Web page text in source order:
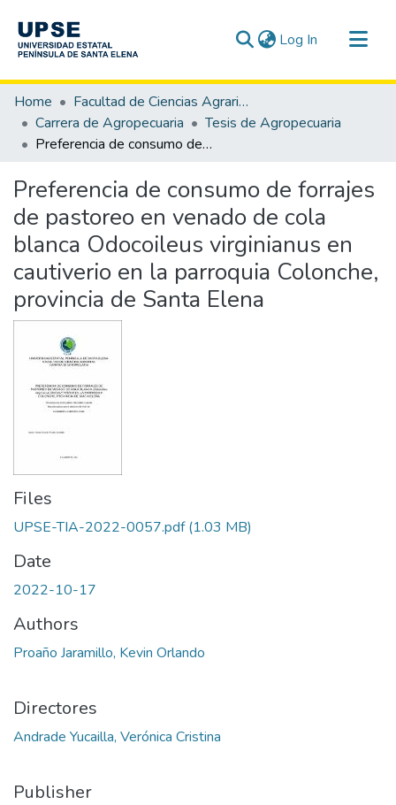
Log In (current)
Communities & Collections
All of DSpace
Statistics
Home
Facultad de Ciencias Agrarias
Carrera de Agropecuaria
Tesis de Agropecuaria
Preferencia de consumo de forrajes de pastoreo en venado de cola blanca Odocoileus virginianus en cautiverio en la parroquia Colonche, provincia de Santa Elena
Preferencia de consumo de forrajes
de pastoreo en venado de cola
blanca Odocoileus virginianus en
cautiverio en la parroquia Colonche,
provincia de Santa Elena
Files
UPSE-TIA-2022-0057.pdf(1.03 MB)
Date
2022-10-17
Authors
Proaño Jaramillo, Kevin Orlando
Directores
Andrade Yucailla, Verónica Cristina
Publisher